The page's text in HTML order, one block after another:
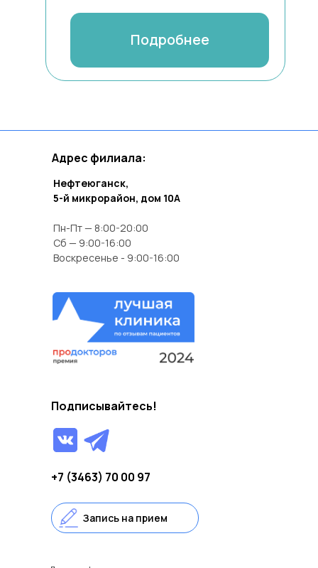
Запись на прием
+7 (3463) 70 00 97
Подписывайтесь!
Адрес филиала:
Нефтеюганск,
5-й микрорайон, дом 10А
Пн-Пт — 8:00-20:00
Сб — 9:00-16:00
Воскресенье - 9:00-16:00